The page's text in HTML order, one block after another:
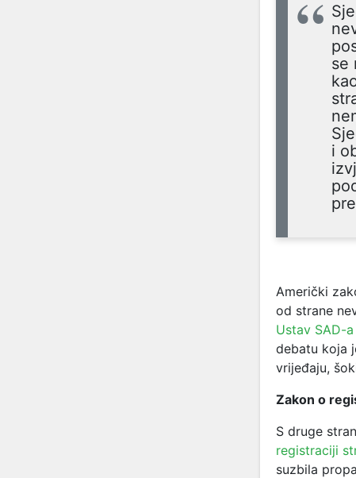
se
i
Američki
od strane
Ustav SAD-a
debatu koja
vrijeđaju,
Zakon o
S druge
registraciji
suzbila